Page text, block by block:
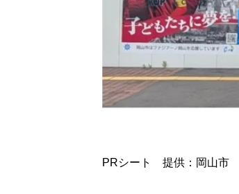
PRシート 提供：岡山市